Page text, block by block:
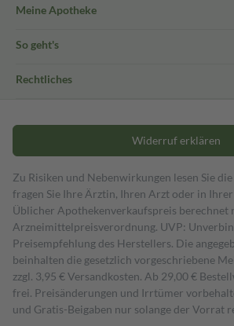
Meine Apotheke
So geht's
Rechtliches
Widerruf erklären
Zu Risiken und Nebenwirkungen lesen Sie
fragen Sie Ihre Ärztin, Ihren Arzt oder in
Üblicher Apothekenverkaufspreis berechnet
Arzneimittelpreisverordnung. UVP:
Preisempfehlung des Herstellers. Die
beinhalten die gesetzlich vorgeschriebene
zzgl. 3,95 € Versandkosten. Ab 29,00 €
frei. Preisänderungen und Irrtümer
und Gratis-Beigaben nur solange der Vorrat